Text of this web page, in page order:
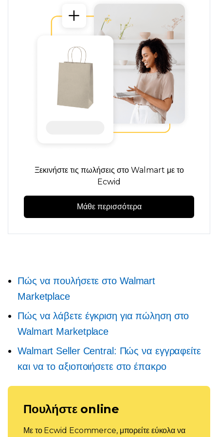
Ξεκινήστε τις πωλήσεις στο Walmart με το
Ecwid
Μάθε περισσότερα
Πώς να πουλήσετε στο Walmart
Marketplace
Πώς να λάβετε έγκριση για πώληση στο
Walmart Marketplace
Walmart Seller Central: Πώς να εγγραφείτε
και να το αξιοποιήσετε στο έπακρο
Πουλήστε online
Με το Ecwid Ecommerce, μπορείτε εύκολα να